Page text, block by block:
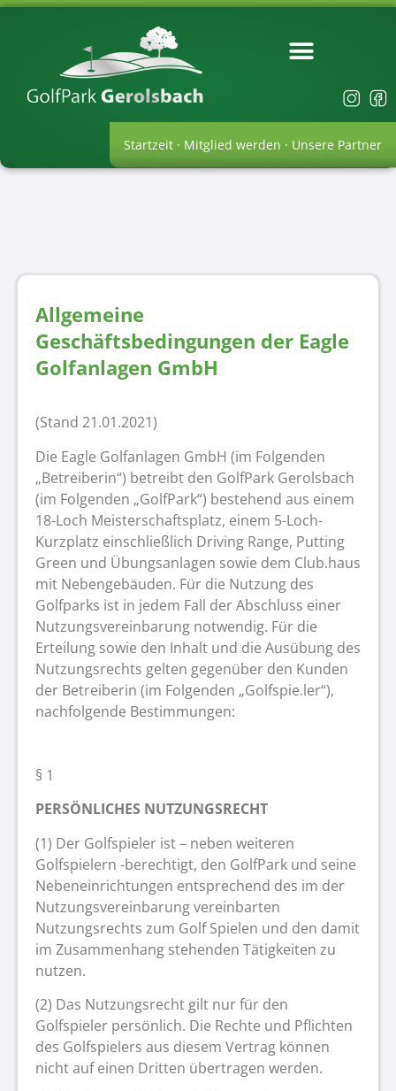
Startzeit · Mitglied werden · Unsere Partner
Allgemeine
Geschäftsbedingungen der Eagle
Golfanlagen GmbH
(Stand 21.01.2021)
Die Eagle Golfanlagen GmbH (im Folgenden
„Betreiberin“) betreibt den GolfPark Gerolsbach
(im Folgenden „GolfPark“) bestehend aus einem
18-Loch Meisterschaftsplatz, einem 5-Loch-
Kurzplatz einschließlich Driving Range, Putting
Green und Übungsanlagen sowie dem Club.haus
mit Nebengebäuden. Für die Nutzung des
Golfparks ist in jedem Fall der Abschluss einer
Nutzungsvereinbarung notwendig. Für die
Erteilung sowie den Inhalt und die Ausübung des
Nutzungsrechts gelten gegenüber den Kunden
der Betreiberin (im Folgenden „Golfspie.ler“),
nachfolgende Bestimmungen:
§ 1
PERSÖNLICHES NUTZUNGSRECHT
(1) Der Golfspieler ist – neben weiteren
Golfspielern -berechtigt, den GolfPark und seine
Nebeneinrichtungen entsprechend des im der
Nutzungsvereinbarung vereinbarten
Nutzungsrechts zum Golf Spielen und den damit
im Zusammenhang stehenden Tätigkeiten zu
nutzen.
(2) Das Nutzungsrecht gilt nur für den
Golfspieler persönlich. Die Rechte und Pflichten
des Golfspielers aus diesem Vertrag können
nicht auf einen Dritten übertragen werden.